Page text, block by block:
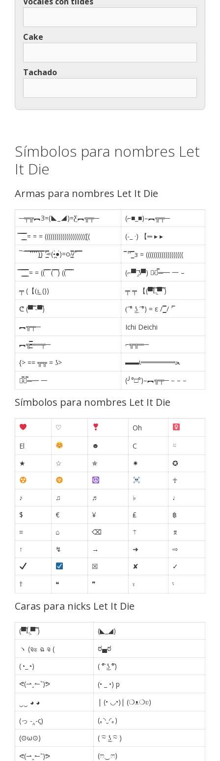
Cake
Tachado
Símbolos para nombres Let
It Die
Armas para nombres Let It Die
─╤╦︻3=(◣_◢)=Ƹ︻╦╤─
(⌐■_■)–︻╦╤─
̿ ̿ ͇̿̿ ͇̿̿ = = = ((((((((((((((((((((([(
(-_ ·) 【═ ▸ ▸
¯¯̿̿¯̿̿’̿̿̿̿̿̿̿’̿̿’̿̿̿̿̿’̿̿̿)͇̿̿)̿̿̿̿ ‘̵͇̿̿̿̿̿̿̿̿=(•̪̀●́)=o/̵͇̿̿/’̿̿ ̿ ̿̿
̿ ‘̿’ ͇̿̿ з = (((((((((((((((((((
̿ ̿ ͇̿̿ ͇̿̿ ͇̿̿ = = ((̿ ̿ ̿ (̿ ̿ ̿) ((̿ ̿ ̿ ̿
(⌐▀͡ ̯ʖ▀) 【̷┻̿═━ 一 –
╤ (【(͜ʟ ())
╤ ╤ 【(▀̿̿Ĺ̯̿̿▀̿ ̿)
ᕦ (▀̿ ̿-▀̿)
(͡ ° ͜ʖ ͡ °) = ε / ͇͇̿̿̿̿ / ‘̿
︻╦╤─
Ichi Deichi
︻╦̵̵͇̿̿̿̿══╤─
⌐╦╦═─
{> == ╦╦ = ʖ>
▬▬ι═══════ﺤ
【̷̿┻̿═━ 一
(╯°□°)–︻╦╤─ – – –
Símbolos para nombres Let It Die
♡
Oh
El
☻ C
⍨
★
☆ ✯ ✷
✪
☥
♪
♫ ♬ ♭
♩
$
€ ¥ ₤
฿
⌗
⌂ ⌫ ⍑
⌆
↑
↯ → ➜
⇨
☒
✘
✓
†
❝ ❞ ˠ ˤ
Caras para nicks Let It Die
(▀̿Ĺ̯▀̿ ̿)
(◣_◢)
ヽ (จะ ฉ จ (
ಠ▄ಠ
(◔_◔)
( ͡° ͜ʖ ͡°)
ᕙ(⇀‸↼‶)ᕗ
(• _ •) p
‿‿ ◕ ◕
| (• ◡•)| (❍ᴥ❍ʋ)
(っ -‸-ς)
(｡◝‿◜｡)
(⊙ω⊙)
( ͡~ ͜ʖ ͡~ )
ᕙ(⇀‸↼‶)ᕗ
(ෆ‿ෆ)